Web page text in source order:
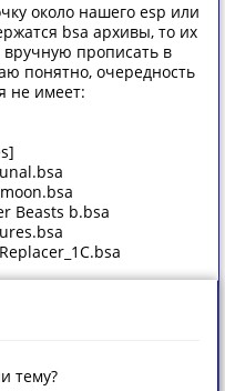
около нашего esp или
bsa архивы, то их
вручную прописать в
понятно, очередность
не имеет:
Beasts b.bsa
тему?